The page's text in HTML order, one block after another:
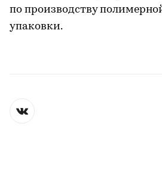
по производству
упаковки.